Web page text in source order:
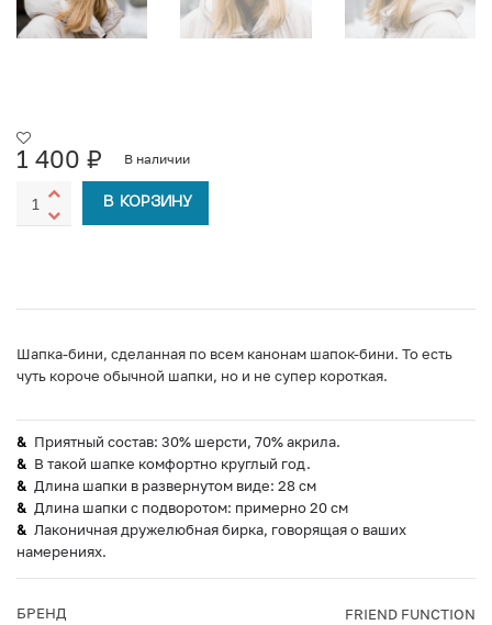
1 400 ₽ В наличии
В КОРЗИНУ
Шапка-бини, сделанная по всем канонам шапок-бини. То есть
чуть короче обычной шапки, но и не супер короткая.
Приятный состав: 30% шерсти, 70% акрила.
В такой шапке комфортно круглый год.
Длина шапки в развернутом виде: 28 см
Длина шапки с подворотом: примерно 20 см
Лаконичная дружелюбная бирка, говорящая о ваших
намерениях.
БРЕНД FRIEND FUNCTION